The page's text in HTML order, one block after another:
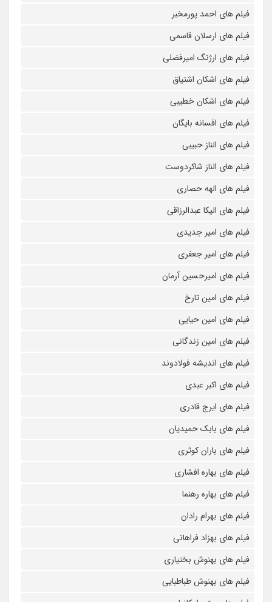
فیلم های احمد پورمخبر
فیلم های ارسلان قاسمی
فیلم های ارژنگ امیرفضلی
فیلم های اشکان اشتیاق
فیلم های اشکان خطیبی
فیلم های افسانه بایگان
فیلم های الناز حبیبی
فیلم های الناز شاکردوست
فیلم های الهه حصاری
فیلم های الیکا عبدالرزاقی
فیلم های امیر جدیدی
فیلم های امیر جعفری
فیلم های امیرحسین آرمان
فیلم های امین تارخ
فیلم های امین حیایی
فیلم های امین زندگانی
فیلم های اندیشه فولادوند
فیلم های اکبر عبدی
فیلم های ایرج قادری
فیلم های بابک حمیدیان
فیلم های باران کوثری
فیلم های بهاره افشاری
فیلم های بهاره رهنما
فیلم های بهرام رادان
فیلم های بهزاد فراهانی
فیلم های بهنوش بختیاری
فیلم های بهنوش طباطبایی